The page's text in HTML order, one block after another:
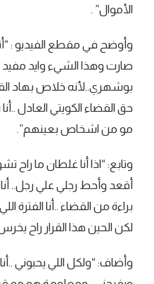
الأموال” .
وأوضح في مقطع الفيديو :
صارت وهذا الشيء وايد
بوشهري..لأنه خلاص بهاد
حق القضاء الكويتي العادل
مو من اشخاص بعينهم”.
وتابع: “اذا أنا غلطان ما راح
أقعد وأحط رجلي علي رجل..
براءة من القضاء ..أنا الفترة
لكن الحين هذا القرار راح
وأضاف: “ولكل اللي يحبوني